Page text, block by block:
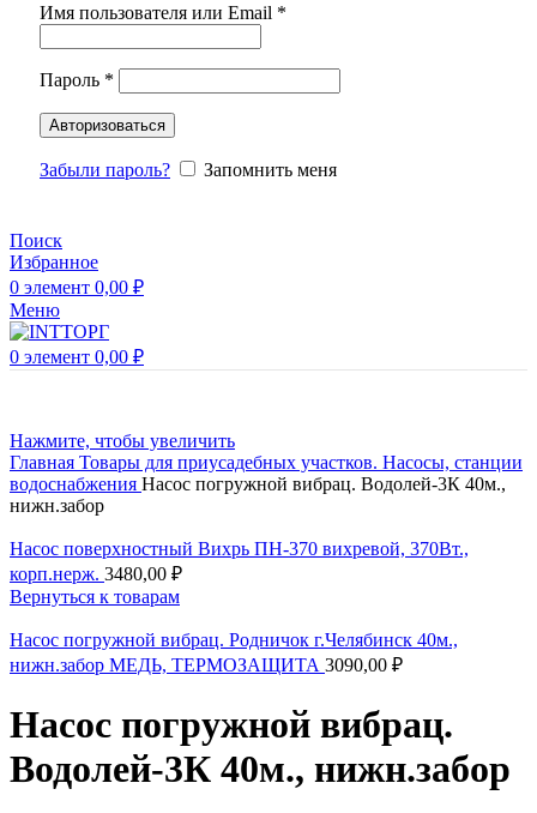
Имя пользователя или Email *
Пароль *
Авторизоваться
Забыли пароль? Запомнить меня
Поиск
Избранное
0 элемент 0,00 ₽
Меню
0 элемент 0,00 ₽
Нажмите, чтобы увеличить
Главная Товары для приусадебных участков. Насосы, станции
водоснабжения Насос погружной вибрац. Водолей-3К 40м.,
нижн.забор
Насос поверхностный Вихрь ПН-370 вихревой, 370Вт.,
корп.нерж. 3480,00 ₽
Вернуться к товарам
Насос погружной вибрац. Родничок г.Челябинск 40м.,
нижн.забор МЕДЬ, ТЕРМОЗАЩИТА 3090,00 ₽
Насос погружной вибрац.
Водолей-3К 40м., нижн.забор